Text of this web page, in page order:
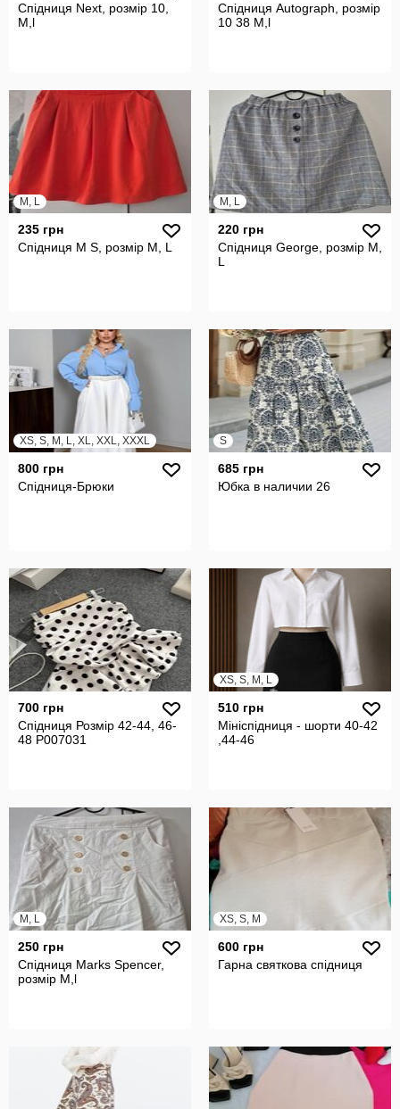
Спідниця Next, розмір 10,
М,l
Спідниця Autograph, розмір
10 38 М,l
M, L
235 грн
Спідниця M S, розмір М, L
M, L
220 грн
Спідниця George, розмір М,
L
XS, S, M, L, XL, XXL, XXXL
800 грн
Спідниця-Брюки
S
685 грн
Юбка в наличии 26
700 грн
Спідниця Розмір 42-44, 46-
48 P007031
XS, S, M, L
510 грн
Мініспідниця - шорти 40-42
,44-46
M, L
250 грн
Спідниця Marks Spencer,
розмір М,l
XS, S, M
600 грн
Гарна святкова спідниця